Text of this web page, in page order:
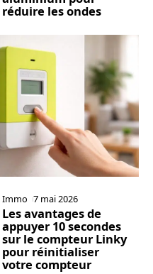
réduire les ondes
Immo 7 mai 2026
Les avantages de
appuyer 10 secondes
sur le compteur Linky
pour réinitialiser
votre compteur